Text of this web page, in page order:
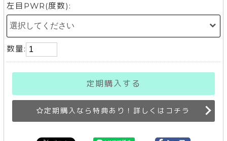
左目PWR(度数):
数量:
定期購入する
定期購入なら特典あり！詳しくはコチラ